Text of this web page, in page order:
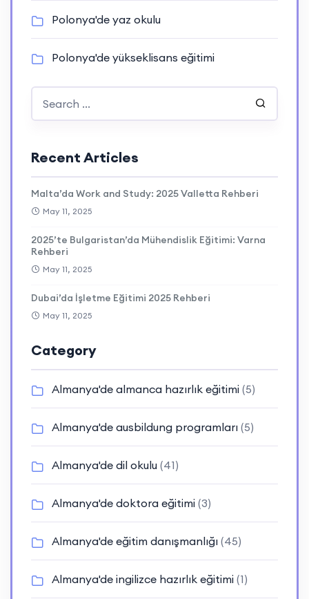
Polonya'de yaz okulu
Polonya'de yükseklisans eğitimi
Recent Articles
Malta’da Work and Study: 2025 Valletta Rehberi
May 11, 2025
2025’te Bulgaristan’da Mühendislik Eğitimi: Varna
Rehberi
May 11, 2025
Dubai’da İşletme Eğitimi 2025 Rehberi
May 11, 2025
Category
Almanya'de almanca hazırlık eğitimi (5)
Almanya'de ausbildung programları (5)
Almanya'de dil okulu (41)
Almanya'de doktora eğitimi (3)
Almanya'de eğitim danışmanlığı (45)
Almanya'de ingilizce hazırlık eğitimi (1)